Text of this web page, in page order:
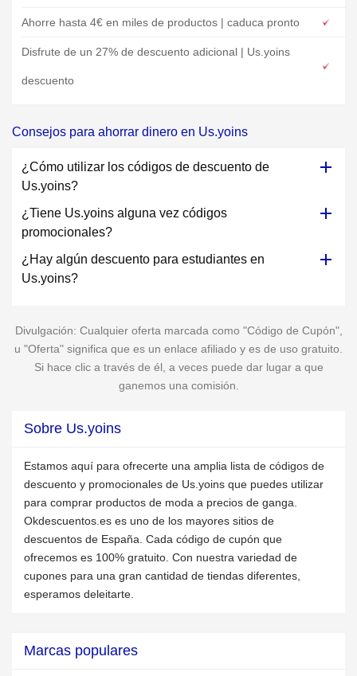
Ahorre hasta 4€ en miles de productos | caduca pronto
Disfrute de un 27% de descuento adicional | Us.yoins
descuento
Consejos para ahorrar dinero en Us.yoins
¿Cómo utilizar los códigos de descuento de
Us.yoins?
¿Tiene Us.yoins alguna vez códigos
promocionales?
¿Hay algún descuento para estudiantes en
Us.yoins?
Divulgación: Cualquier oferta marcada como "Código de Cupón",
u "Oferta" significa que es un enlace afiliado y es de uso gratuito.
Si hace clic a través de él, a veces puede dar lugar a que
ganemos una comisión.
Sobre Us.yoins
Estamos aquí para ofrecerte una amplia lista de códigos de
descuento y promocionales de Us.yoins que puedes utilizar
para comprar productos de moda a precios de ganga.
Okdescuentos.es es uno de los mayores sitios de
descuentos de España. Cada código de cupón que
ofrecemos es 100% gratuito. Con nuestra variedad de
cupones para una gran cantidad de tiendas diferentes,
esperamos deleitarte.
Marcas populares